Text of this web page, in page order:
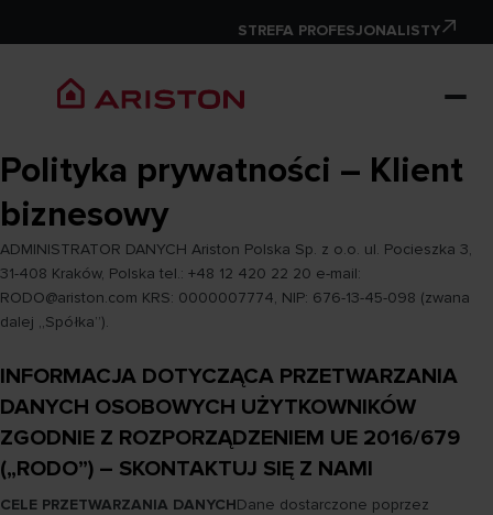
STREFA PROFESJONALISTY
Polityka prywatności – Klient
biznesowy
ADMINISTRATOR DANYCH Ariston Polska Sp. z o.o. ul. Pocieszka 3,
31-408 Kraków, Polska tel.: +48 12 420 22 20 e-mail:
RODO@ariston.com KRS: 0000007774, NIP: 676-13-45-098 (zwana
dalej „Spółka”).
INFORMACJA DOTYCZĄCA PRZETWARZANIA
DANYCH OSOBOWYCH UŻYTKOWNIKÓW
ZGODNIE Z ROZPORZĄDZENIEM UE 2016/679
(„RODO”) – SKONTAKTUJ SIĘ Z NAMI
CELE PRZETWARZANIA DANYCHDane dostarczone poprzez